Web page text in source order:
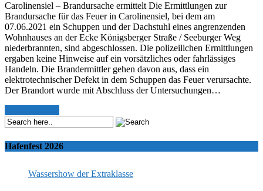
Carolinensiel – Brandursache ermittelt Die Ermittlungen zur
Brandursache für das Feuer in Carolinensiel, bei dem am
07.06.2021 ein Schuppen und der Dachstuhl eines angrenzenden
Wohnhauses an der Ecke Königsberger Straße / Seeburger Weg
niederbrannten, sind abgeschlossen. Die polizeilichen Ermittlungen
ergaben keine Hinweise auf ein vorsätzliches oder fahrlässiges
Handeln. Die Brandermittler gehen davon aus, dass ein
elektrotechnischer Defekt in dem Schuppen das Feuer verursachte.
Der Brandort wurde mit Abschluss der Untersuchungen…
Hafenfest 2026
Wassershow der Extraklasse